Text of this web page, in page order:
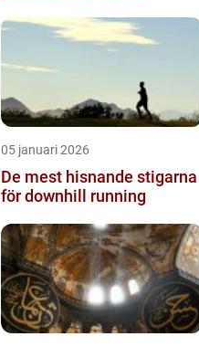
05 januari 2026
De mest hisnande stigarna
för downhill running